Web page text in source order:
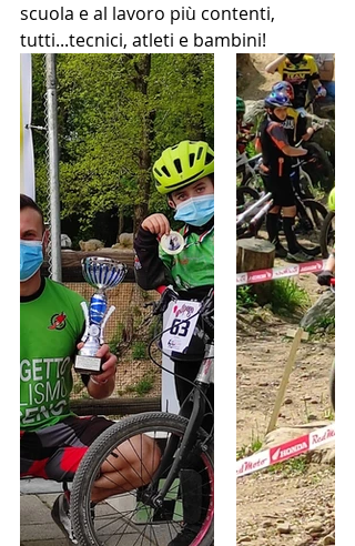
scuola e al lavoro più contenti,
tutti...tecnici, atleti e bambini!